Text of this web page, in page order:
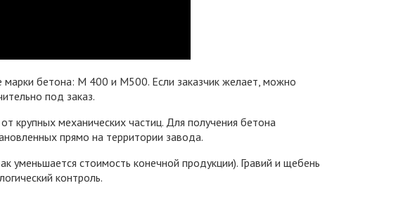
марки бетона: М 400 и М500. Если заказчик желает, можно
под заказ.
крупных механических частиц. Для получения бетона
прямо на территории завода.
уменьшается стоимость конечной продукции). Гравий и щебень
контроль.